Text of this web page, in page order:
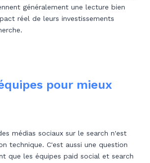
généralement une lecture bien
réel de leurs investissements
pour mieux
médias sociaux sur le search n'est
technique. C'est aussi une question
que les équipes paid social et search